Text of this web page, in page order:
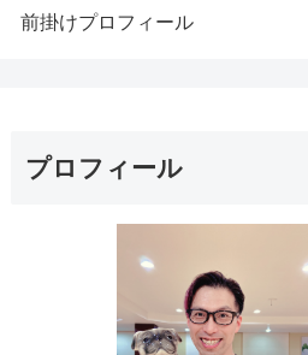
前掛けプロフィール
プロフィール